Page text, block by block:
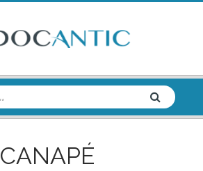
CANAPÉ